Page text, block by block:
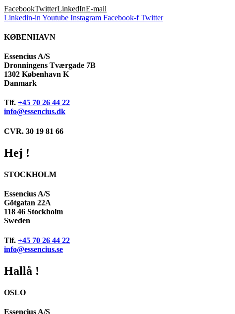
FacebookTwitterLinkedInE-mail
Linkedin-in Youtube Instagram Facebook-f Twitter
KØBENHAVN
Essencius A/S
Dronningens Tværgade 7B
1302 København K
Danmark
Tlf. +45 70 26 44 22
info@essencius.dk
CVR. 30 19 81 66
Hej !
STOCKHOLM
Essencius A/S
Götgatan 22A
118 46 Stockholm
Sweden
Tlf. +45 70 26 44 22
info@essencius.se
Hallå !
OSLO
Essencius A/S